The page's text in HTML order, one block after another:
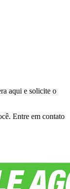
aqui e solicite o
Entre em contato